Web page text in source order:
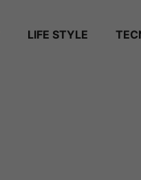
LIFE STYLE